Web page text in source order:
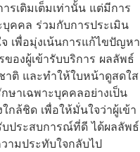
ารเติมเต็มเท่านั้น แต่มีการ
คคล ร่วมกับการประเมิน
เพื่อมุ่งเน้นการแก้ไขปัญหา
องผู้เข้ารับบริการ ผลลัพธ์
าติ และทำให้ใบหน้าดูสดใส
ษาเฉพาะบุคคลอย่างเป็น
กล้ชิด เพื่อให้มั่นใจว่าผู้เข้า
บประสบการณ์ที่ดี ได้ผลลัพธ์
ามประทับใจกลับไป